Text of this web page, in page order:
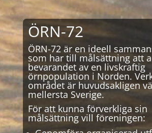
ÖRN-72
ÖRN-72 är en ideell
som har till målsättning att
bevarandet av en livskraftig
örnpopulation i Norden.
området är huvudsakligen
mellersta Sverige.
För att kunna förverkliga sin
målsättning vill föreningen: